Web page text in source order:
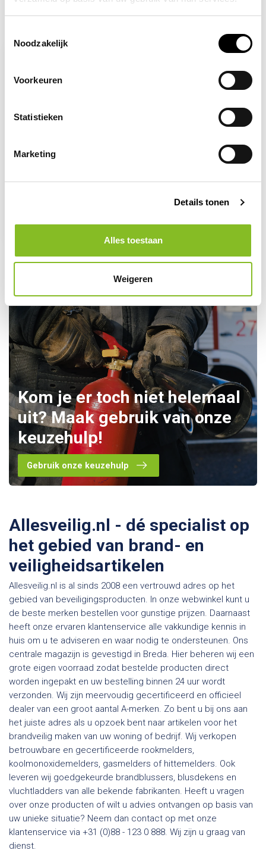
Noodzakelijk
Voorkeuren
Statistieken
Marketing
Details tonen
Alles toestaan
Weigeren
Kom je er toch niet helemaal
uit? Maak gebruik van onze
keuzehulp!
Gebruik onze keuzehulp
Allesveilig.nl - dé specialist op
het gebied van brand- en
veiligheidsartikelen
Allesveilig.nl is al sinds 2008 een vertrouwd adres op het
gebied van beveiligingsproducten. In onze webwinkel kunt u
de beste merken bestellen voor gunstige prijzen. Daarnaast
heeft onze ervaren klantenservice alle vakkundige kennis in
huis om u te adviseren en waar nodig te ondersteunen. Ons
centrale magazijn is gevestigd in Breda. Hier beheren wij een
grote eigen voorraad zodat bestelde producten direct
worden ingepakt en uw bestelling binnen 24 uur wordt
verzonden. Wij zijn meervoudig gecertificeerd en officieel
dealer van een groot aantal A-merken. Zo bent u bij ons aan
het juiste adres als u opzoek bent naar artikelen voor het
brandveilig maken van uw woning of bedrijf. Wij verkopen
betrouwbare en gecertificeerde rookmelders,
koolmonoxidemelders, gasmelders of hittemelders. Ook
leveren wij goedgekeurde brandblussers, blusdekens en
vluchtladders van alle bekende fabrikanten. Heeft u vragen
over onze producten of wilt u advies ontvangen op basis van
uw unieke situatie? Neem dan contact op met onze
klantenservice via +31 (0)88 - 123 0 888. Wij zijn u graag van
dienst.